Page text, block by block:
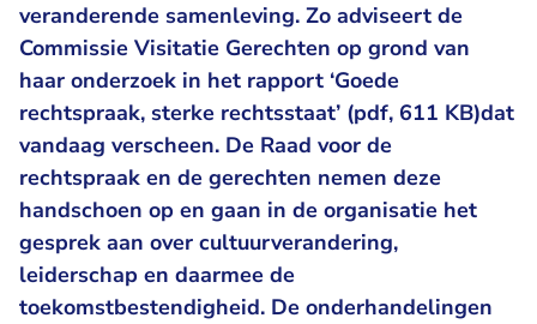
veranderende samenleving. Zo adviseert de
Commissie Visitatie Gerechten op grond van
haar onderzoek in het rapport ‘Goede
rechtspraak, sterke rechtsstaat’ (pdf, 611 KB)dat
vandaag verscheen. De Raad voor de
rechtspraak en de gerechten nemen deze
handschoen op en gaan in de organisatie het
gesprek aan over cultuurverandering,
leiderschap en daarmee de
toekomstbestendigheid. De onderhandelingen